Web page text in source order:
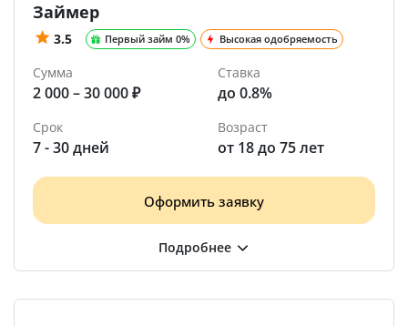
Займер
3.5 Первый займ 0% Высокая одобряемость
Сумма
2 000 – 30 000 ₽
Ставка
до 0.8%
Срок
7 - 30 дней
Возраст
от 18 до 75 лет
Оформить заявку